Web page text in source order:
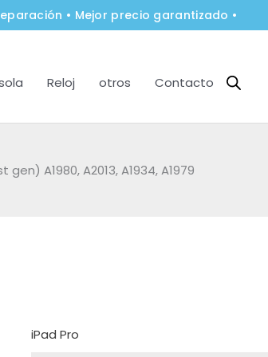
• Mejor precio garantizado •
Reloj otros Contacto
gen) A1980, A2013, A1934, A1979
iPad Pro